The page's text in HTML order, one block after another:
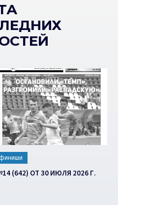
(642) ОТ 30 ИЮЛЯ 2026 Г.